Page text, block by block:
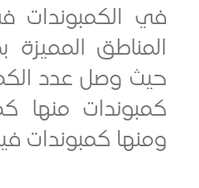
في
المميزة بمدينة
منها
كمبوندات فيلات